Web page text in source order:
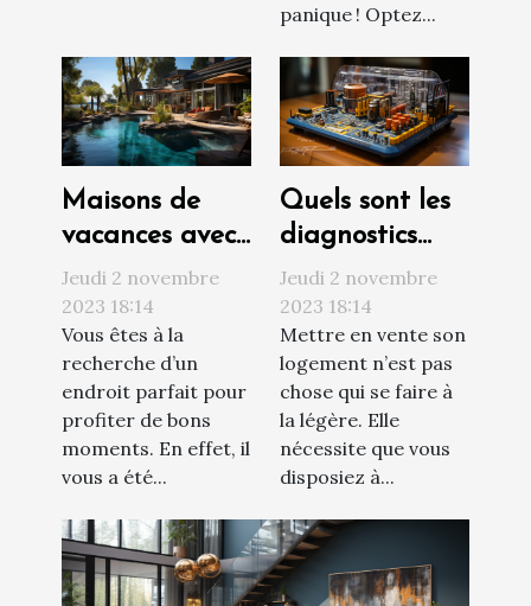
panique ! Optez...
Maisons de
vacances avec
piscine : où
trouvée ?
Jeudi 2 novembre
2023 18:14
Vous êtes à la
recherche d’un
endroit parfait pour
profiter de bons
moments. En effet, il
vous a été...
Quels sont les
diagnostics
techniques à
réaliser avant
de vendre son
appartement ?
Jeudi 2 novembre
2023 18:14
Mettre en vente son
logement n’est pas
chose qui se faire à
la légère. Elle
nécessite que vous
disposiez à...